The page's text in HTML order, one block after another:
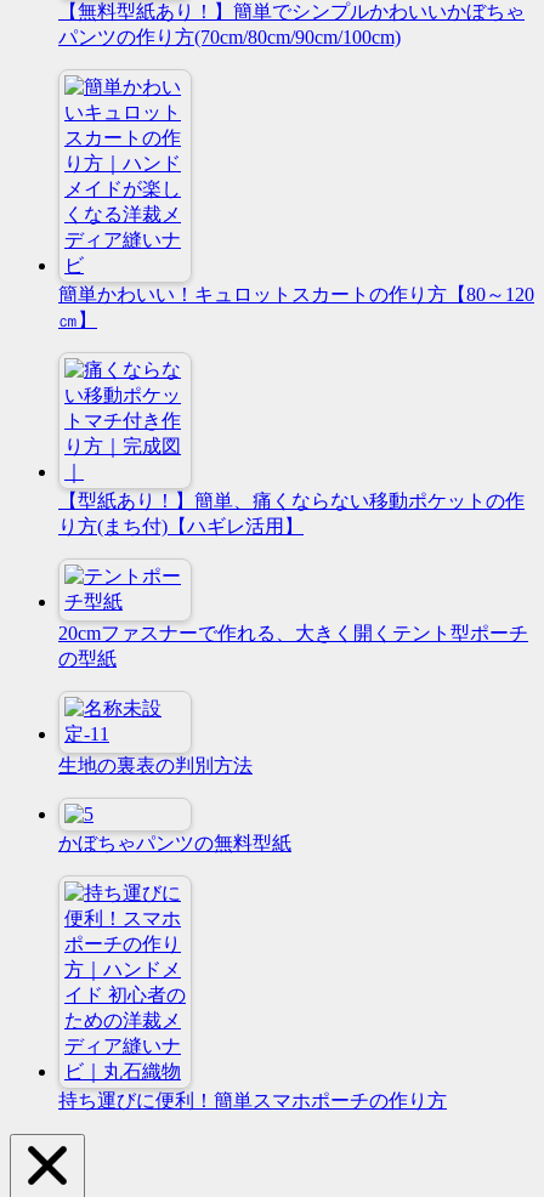
【無料型紙あり！】簡単でシンプルかわいいかぼちゃ
パンツの作り方(70cm/80cm/90cm/100cm)
簡単かわいい！キュロットスカートの作り方【80～120
㎝】
【型紙あり！】簡単、痛くならない移動ポケットの作
り方(まち付)【ハギレ活用】
20cmファスナーで作れる、大きく開くテント型ポーチ
の型紙
生地の裏表の判別方法
かぼちゃパンツの無料型紙
持ち運びに便利！簡単スマホポーチの作り方